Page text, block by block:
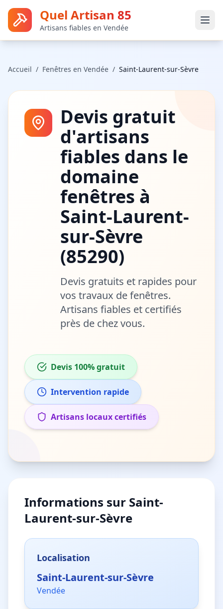
Quel Artisan 85
Artisans fiables en Vendée
Accueil / Fenêtres en Vendée / Saint-Laurent-sur-Sèvre
Devis gratuit
d'artisans
fiables dans le
domaine
fenêtres à
Saint-Laurent-
sur-Sèvre
(85290)
Devis gratuits et rapides pour
vos travaux defenêtres.
Artisans fiables et certifiés
près de chez vous.
Devis 100% gratuit
Intervention rapide
Artisans locaux certifiés
Informations sur Saint-
Laurent-sur-Sèvre
Localisation
Saint-Laurent-sur-Sèvre
Vendée